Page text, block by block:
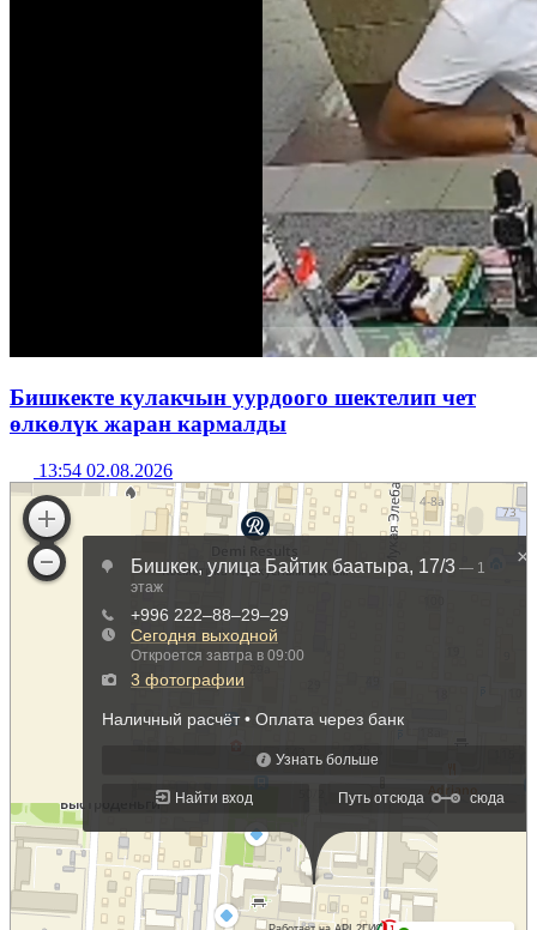
Бишкекте кулакчын уурдоого шектелип чет
өлкөлүк жаран кармалды
13:54 02.08.2026